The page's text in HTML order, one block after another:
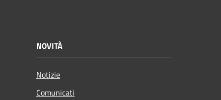
NOVITÀ
Notizie
Comunicati